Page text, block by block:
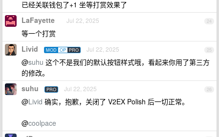
已经关联钱包了+1 坐等打赏效果了
24
LaFayette Jul 22, 2025
等一个打赏
25
Livid MOD OP PRO Jul 22, 2025
@suhu 这个不是我们的默认按钮样式哦，看起来你用了第三方
的修改。
26
suhu PRO Jul 22, 2025
@Livid 确实，抱歉，关闭了 V2EX Polish 后一切正常。
@coolpace